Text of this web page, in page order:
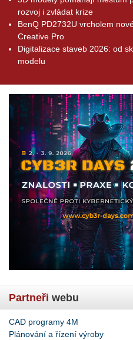
rozvoj i zvládat krize
BenQ PD2732U vrcholem
Creative Pro
Digitalizace staveb 2026: od
modelu
Partneři webu
CAD programy 4M
Plánování a řízení výroby